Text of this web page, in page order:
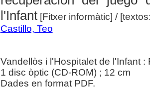
l'Infant[Fitxer informàtic] /
Castillo, Teo
Vandellòs i l'Hospitalet de l'Infant :
1 disc òptic (CD-ROM) ; 12 cm
Dades en format PDF.